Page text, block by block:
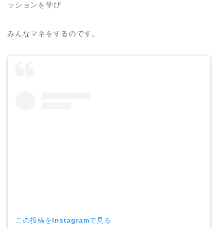
ッションを学び
みんなマネをするのです。
この投稿をInstagramで見る